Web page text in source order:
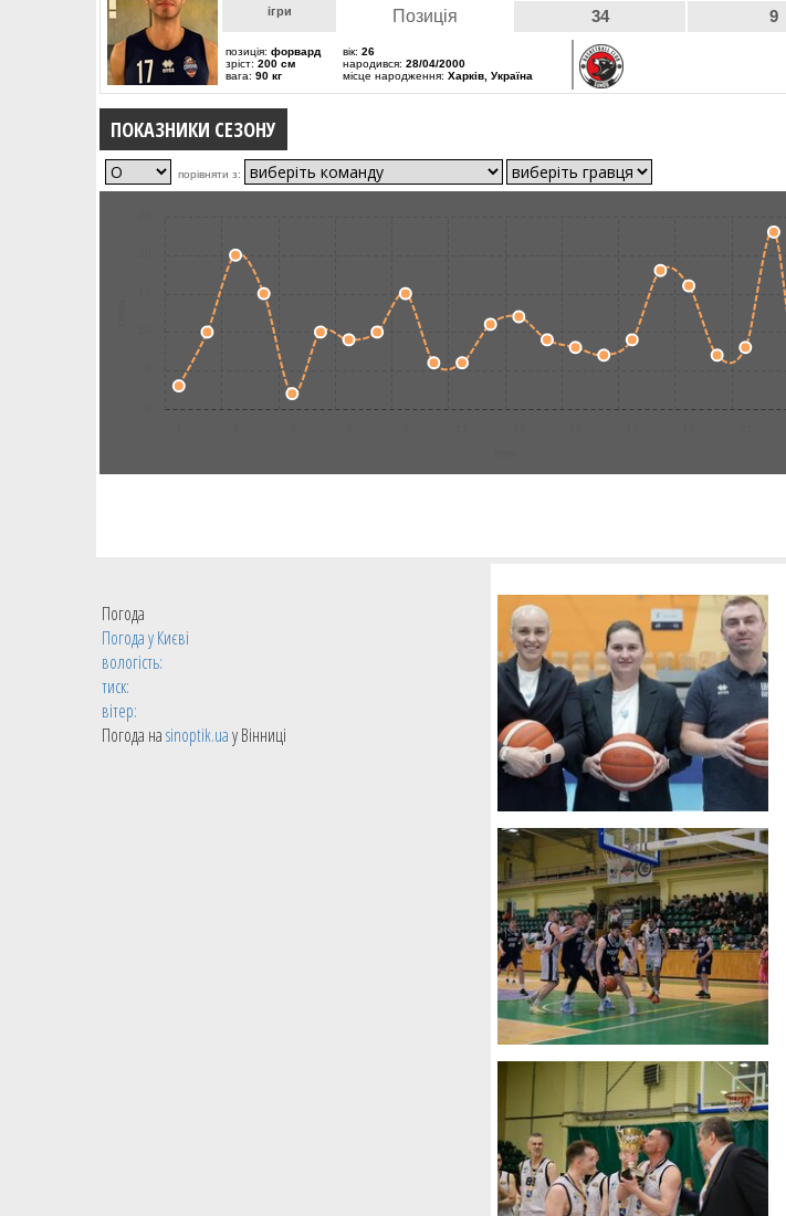
ігри
Позиція
34 9
позиція: форвард
зріст: 200 см
вага: 90 кг
вік: 26
народився: 28/04/2000
місце народження: Харків, Україна
ПОКАЗНИКИ СЕЗОНУ
порівняти з:
Погода
Погода уКиєві
вологість:
тиск:
вітер:
Погода наsinoptik.uaу Вінниці